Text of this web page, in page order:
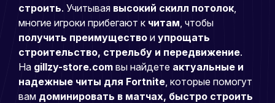
строить. Учитывая высокий скилл потолок,
многие игроки прибегают к читам, чтобы
получить преимущество и упрощать
строительство, стрельбу и передвижение.
На gillzy-store.com вы найдете актуальные и
надежные читы для Fortnite, которые помогут
вам доминировать в матчах, быстро строить